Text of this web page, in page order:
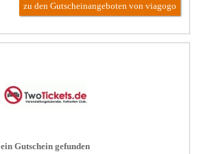
zu den Gutscheinangeboten von viagogo
ein Gutschein gefunden